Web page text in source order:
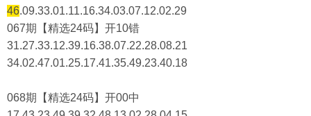
46.09.33.01.11.16.34.03.07.12.02.29
067期【精选24码】开10错
31.27.33.12.39.16.38.07.22.28.08.21
34.02.47.01.25.17.41.35.49.23.40.18
068期【精选24码】开00中